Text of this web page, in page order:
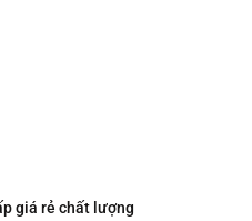
giá rẻ chất lượng